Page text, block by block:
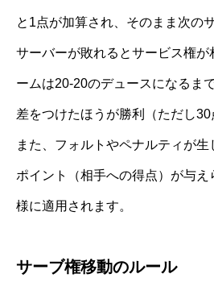
と1点が加算され、そのまま次の
サーバーが敗れるとサービス権
ームは20-20のデュースになるま
差をつけたほうが勝利（ただし30
また、フォルトやペナルティが生
ポイント（相手への得点）が与え
様に適用されます。
サーブ権移動のルール